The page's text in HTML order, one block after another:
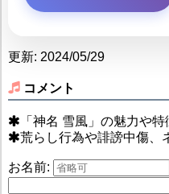
更新: 2024/05/29
コメント
「神名 雪風」の魅力や
荒らし行為や誹謗中傷、
お名前: